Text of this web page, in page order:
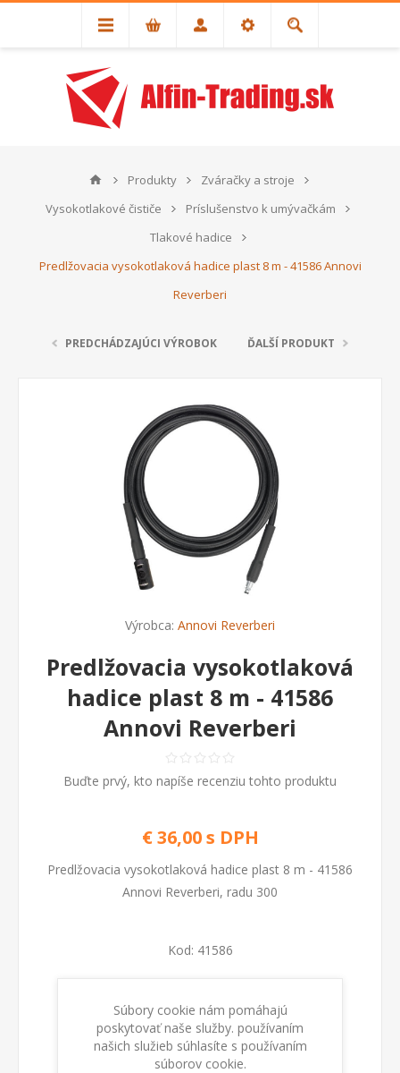
Produkty
Zváračky a stroje
Vysokotlakové čističe
Príslušenstvo k umývačkám
Tlakové hadice
Predlžovacia vysokotlaková hadice plast 8 m - 41586 Annovi
Reverberi
PREDCHÁDZAJÚCI VÝROBOK ĎALŠÍ PRODUKT
Výrobca: Annovi Reverberi
Predlžovacia vysokotlaková
hadice plast 8 m - 41586
Annovi Reverberi
Buďte prvý, kto napíše recenziu tohto produktu
€ 36,00 s DPH
Predlžovacia vysokotlaková hadice plast 8 m - 41586
Annovi Reverberi, radu 300
Kod: 41586
PRIDAŤ DO KOŠÍKA
Súbory cookie nám pomáhajú
poskytovať naše služby. používaním
našich služieb súhlasíte s používaním
súborov cookie.